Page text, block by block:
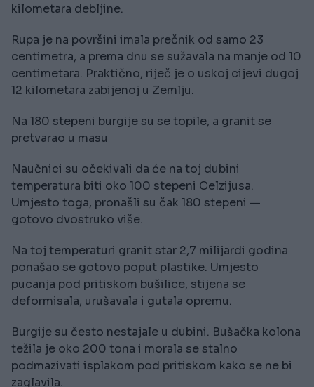
kilometara debljine.
Rupa je na površini imala prečnik od samo 23
centimetra, a prema dnu se sužavala na manje od 10
centimetara. Praktično, riječ je o uskoj cijevi dugoj
12 kilometara zabijenoj u Zemlju.
Na 180 stepeni burgije su se topile, a granit se
pretvarao u masu
Naučnici su očekivali da će na toj dubini
temperatura biti oko 100 stepeni Celzijusa.
Umjesto toga, pronašli su čak 180 stepeni —
gotovo dvostruko više.
Na toj temperaturi granit star 2,7 milijardi godina
ponašao se gotovo poput plastike. Umjesto
pucanja pod pritiskom bušilice, stijena se
deformisala, urušavala i gutala opremu.
Burgije su često nestajale u dubini. Bušačka kolona
težila je oko 200 tona i morala se stalno
podmazivati isplakom pod pritiskom kako se ne bi
zaglavila.